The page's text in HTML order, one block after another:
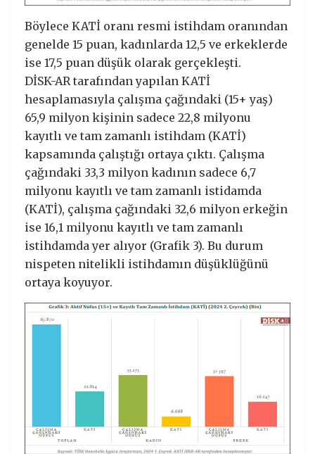
Böylece KATİ oranı resmi istihdam oranından
genelde 15 puan, kadınlarda 12,5 ve erkeklerde
ise 17,5 puan düşük olarak gerçekleşti.
DİSK-AR tarafından yapılan KATİ
hesaplamasıyla çalışma çağındaki (15+ yaş)
65,9 milyon kişinin sadece 22,8 milyonu
kayıtlı ve tam zamanlı istihdam (KATİ)
kapsamında çalıştığı ortaya çıktı. Çalışma
çağındaki 33,3 milyon kadının sadece 6,7
milyonu kayıtlı ve tam zamanlı istidamda
(KATİ), çalışma çağındaki 32,6 milyon erkeğin
ise 16,1 milyonu kayıtlı ve tam zamanlı
istihdamda yer alıyor (Grafik 3). Bu durum
nispeten nitelikli istihdamın düşüklüğünü
ortaya koyuyor.